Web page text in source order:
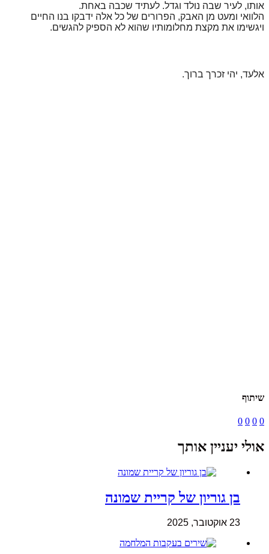
אותו, לעיר שבה נולד וגדל. לעתיד שכבה באחת.
הלוואי ומעט מן האבק, הפרורים של כל אלה ידבקו בנו החיים
ויגשימו את מקצת מחלומותיו שהוא לא הספיק להגשים.
אלעד, יהי זכרך ברוך.
שיתוף
0
0
0
0
אולי יעניין אותך
בן גוריון של קריית שמונה
23 אוקטובר, 2025